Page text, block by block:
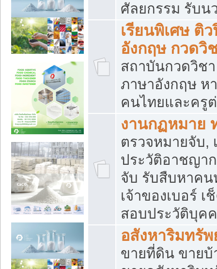
ศัลยกรรม รับน
เรียนพิเศษ ติ
อังกฤษ กวดวิ
สถาบันกวดวิช
ภาษาอังกฤษ ห
คนไทยและครู
งานกฏหมาย
ตรวจหมายจับ,
ประวัติอาชญา
จับ รับสืบหาคน
เจ้าของเบอร์
สอบประวัติบุค
อสังหาริมทรัพ
ขายที่ดิน ขายบ้